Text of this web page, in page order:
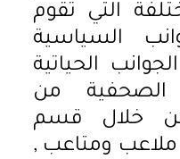
التي تقوم
السياسية
الحياتية
الصحفية من
خلال قسم
ومتاعب ,